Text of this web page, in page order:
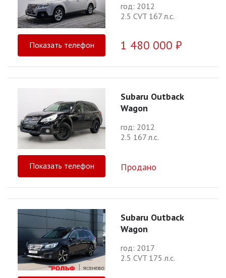
год: 2012
2.5 CVT 167 л.с.
Показать телефон 1 480 000 ₽
Subaru Outback
Wagon
год: 2012
2.5 167 л.с.
Показать телефон Продано
Subaru Outback
Wagon
год: 2017
2.5 CVT 175 л.с.